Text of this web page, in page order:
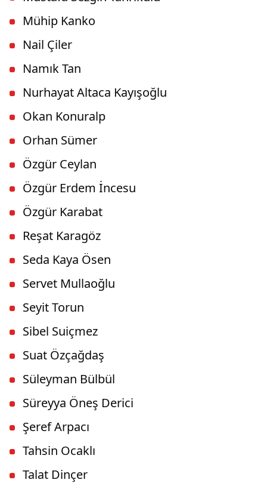
Mühip Kanko
Nail Çiler
Namık Tan
Nurhayat Altaca Kayışoğlu
Okan Konuralp
Orhan Sümer
Özgür Ceylan
Özgür Erdem İncesu
Özgür Karabat
Reşat Karagöz
Seda Kaya Ösen
Servet Mullaoğlu
Seyit Torun
Sibel Suiçmez
Suat Özçağdaş
Süleyman Bülbül
Süreyya Öneş Derici
Şeref Arpacı
Tahsin Ocaklı
Talat Dinçer